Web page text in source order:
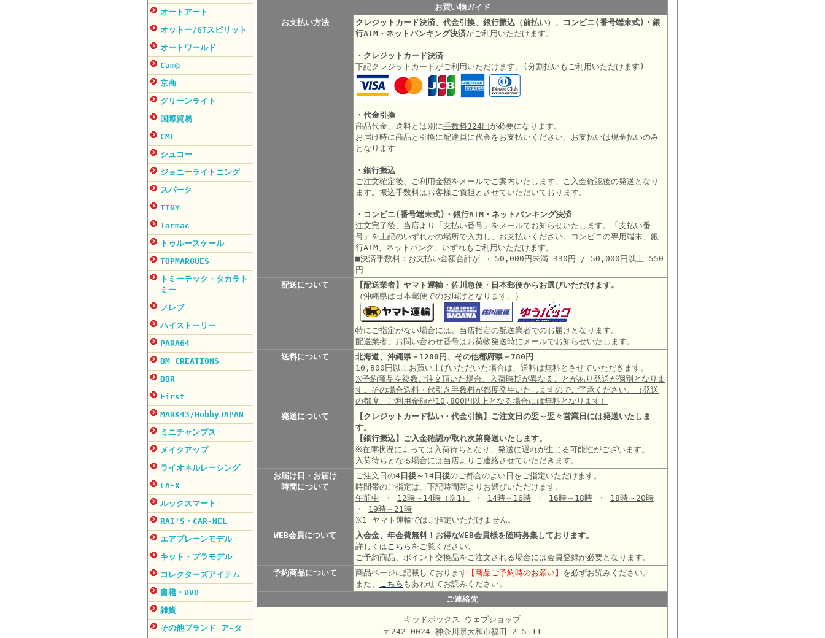
オートアート
オットー/GTスピリット
オートワールド
Cam@
京商
グリーンライト
国際貿易
CMC
シュコー
ジョニーライトニング
スパーク
TINY
Tarmac
トゥルースケール
TOPMARQUES
トミーテック・タカラト
ミー
ノレブ
ハイストーリー
PARA64
BM CREATIONS
BBR
First
MARK43/HobbyJAPAN
ミニチャンプス
メイクアップ
ライオネルレーシング
LA-X
ルックスマート
RAI'S・CAR-NEL
エアプレーンモデル
キット・プラモデル
コレクターズアイテム
書籍・DVD
雑貨
その他ブランド ア-タ
お買い物ガイド
お支払い方法
クレジットカード決済、代金引換、銀行振込（前払い）、コンビニ(番号端末式)・銀
行ATM・ネットバンキング決済がご利用いただけます。
・クレジットカード決済
下記クレジットカードがご利用いただけます。(分割払いもご利用いただけます)
・代金引換
商品代金、送料とは別に手数料324円 が必要になります。
お届け時に商品と引換に配達員に代金をお支払いください。お支払いは現金払いのみ
となります
・銀行振込
ご注文確定後、ご利用金額をメールでご案内いたします。ご入金確認後の発送となり
ます。振込手数料はお客様ご負担とさせていただいております。
・コンビニ(番号端末式)・銀行ATM・ネットバンキング決済
注文完了後、当店より「支払い番号」をメールでお知らせいたします。「支払い番
号」を上記のいずれかの場所で入力し、お支払いください。コンビニの専用端末、銀
行ATM、ネットバンク、いずれもご利用いただけます。
■決済手数料：お支払い金額合計が → 50,000円未満 330円 / 50,000円以上 550
円
配送について
【配送業者】ヤマト運輸・佐川急便・日本郵便からお選びいただけます。
（沖縄県は日本郵便でのお届けとなります。）
特にご指定がない場合には、当店指定の配送業者でのお届けとなります。
配送業者、お問い合わせ番号はお荷物発送時にメールでお知らせいたします。
送料について
北海道、沖縄県－1200円、その他都府県－780円
10,800円以上お買い上げいただいた場合は、送料は無料とさせていただきます。
※予約商品を複数ご注文頂いた場合、入荷時期が異なることがあり発送が個別となりま
す。その場合送料・代引き手数料が都度発生いたしますのでご了承ください。（発送
の都度、ご利用金額が10,800円以上となる場合には無料となります）
発送について
【クレジットカード払い・代金引換】ご注文日の翌～翌々営業日には発送いたしま
す。
【銀行振込】ご入金確認が取れ次第発送いたします。
※在庫状況によっては入荷待ちとなり、発送に遅れが生じる可能性がございます。
入荷待ちとなる場合には当店よりご連絡させていただきます。
お届け日・お届け
時間について
ご注文日の4日後～14日後のご都合のよい日をご指定いただけます。
時間帯のご指定は、下記時間帯よりお選びいただけます。
午前中 ・ 12時～14時 （※1） ・ 14時～16時 ・ 16時～18時 ・ 18時～20時
・ 19時～21時
※1 ヤマト運輸ではご指定いただけません。
WEB会員について
入会金、年会費無料！お得なWEB会員様を随時募集しております。
詳しくはこちら をご覧ください。
ご予約商品、ポイント交換品をご注文される場合には会員登録が必要となります。
予約商品について
商品ページに記載しております 【商品ご予約時のお願い】 を必ずお読みください。
また、 こちら もあわせてお読みください。
ご連絡先
キッドボックス ウェブショップ
〒242-0024 神奈川県大和市福田 2-5-11